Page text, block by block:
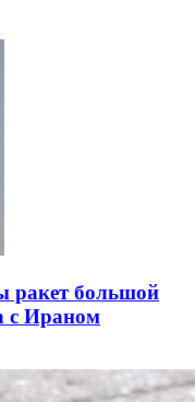
ракет большой
с Ираном